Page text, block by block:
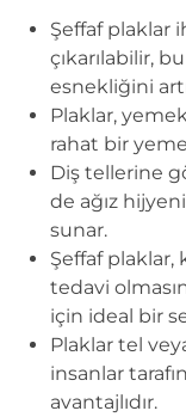
Şeffaf plaklar
çıkarılabilir,
esnekliğini
Plaklar,
rahat bir
Diş tellerine
de ağız
sunar.
Şeffaf
tedavi
için ideal bir
Plaklar tel
insanlar
avantajlıdır.